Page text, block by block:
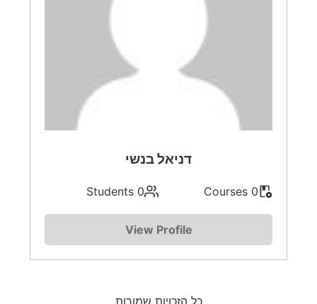
דניאל בנשי
0 Courses
0 Students
View Profile
כל הזכויות שמורות